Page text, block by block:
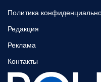
Политика
Редакция
Реклама
Контакты